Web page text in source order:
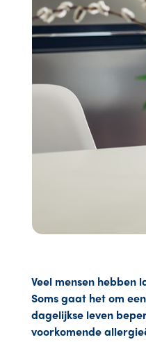
Veel mensen hebben
Soms gaat het om
dagelijkse leven
voorkomende